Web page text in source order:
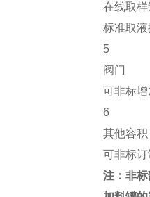
在线取
标准取
5
阀门
可非标
6
其他容积
可非标
注：非